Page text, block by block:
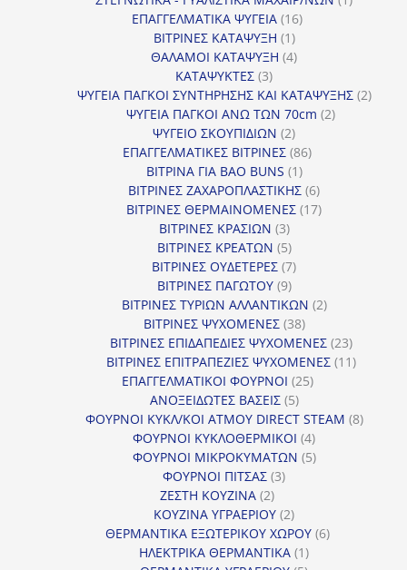
ΕΠΑΓΓΕΛΜΑΤΙΚΑ ΨΥΓΕΙΑ 1616
ΒΙΤΡΙΝΕΣ ΚΑΤΑΨΥΞΗ 11
προϊόν
ΘΑΛΑΜΟΙ ΚΑΤΑΨΥΞΗ 44
ΚΑΤΑΨΥΚΤΕΣ 33
προϊόντα
ΨΥΓΕΙΑ ΠΑΓΚΟΙ ΣΥΝΤΗΡΗΣΗΣ ΚΑΙ ΚΑΤΑΨΥΞΗΣ 22
ΨΥΓΕΙΑ ΠΑΓΚΟΙ ΑΝΩ ΤΩΝ 70cm 22
ΨΥΓΕΙΟ ΣΚΟΥΠΙΔΙΩΝ 22
προϊόντα
ΕΠΑΓΓΕΛΜΑΤΙΚΕΣ ΒΙΤΡΙΝΕΣ 8686
ΒΙΤΡΙΝΑ ΓΙΑ BAO BUNS 11
προϊόν
ΒΙΤΡΙΝΕΣ ΖΑΧΑΡΟΠΛΑΣΤΙΚΗΣ 66
προϊόντα
ΒΙΤΡΙΝΕΣ ΘΕΡΜΑΙΝΟΜΕΝΕΣ 1717
ΒΙΤΡΙΝΕΣ ΚΡΑΣΙΩΝ 33
προϊόντα
ΒΙΤΡΙΝΕΣ ΚΡΕΑΤΩΝ 55
προϊόντα
ΒΙΤΡΙΝΕΣ ΟΥΔΕΤΕΡΕΣ 77
ΒΙΤΡΙΝΕΣ ΠΑΓΩΤΟΥ 99
προϊόντα
ΒΙΤΡΙΝΕΣ ΤΥΡΙΩΝ ΑΛΛΑΝΤΙΚΩΝ 22
ΒΙΤΡΙΝΕΣ ΨΥΧΟΜΕΝΕΣ 3838
προϊόντα
ΒΙΤΡΙΝΕΣ ΕΠΙΔΑΠΕΔΙΕΣ ΨΥΧΟΜΕΝΕΣ 2323
προϊόντα
ΒΙΤΡΙΝΕΣ ΕΠΙΤΡΑΠΕΖΙΕΣ ΨΥΧΟΜΕΝΕΣ 1111
ΕΠΑΓΓΕΛΜΑΤΙΚΟΙ ΦΟΥΡΝΟΙ 2525
ΑΝΟΞΕΙΔΩΤΕΣ ΒΑΣΕΙΣ 55
προϊόντα
ΦΟΥΡΝΟΙ ΚΥΚΛ/ΚΟΙ ΑΤΜΟΥ DIRECT STEAM 88
ΦΟΥΡΝΟΙ ΚΥΚΛΟΘΕΡΜΙΚΟΙ 44
προϊόντα
ΦΟΥΡΝΟΙ ΜΙΚΡΟΚΥΜΑΤΩΝ 55
ΦΟΥΡΝΟΙ ΠΙΤΣΑΣ 33
ΖΕΣΤΗ ΚΟΥΖΙΝΑ 22
προϊόντα
ΚΟΥΖΙΝΑ ΥΓΡΑΕΡΙΟΥ 22
προϊόντα
ΘΕΡΜΑΝΤΙΚΑ ΕΞΩΤΕΡΙΚΟΥ ΧΩΡΟΥ 66
ΗΛΕΚΤΡΙΚΑ ΘΕΡΜΑΝΤΙΚΑ 11